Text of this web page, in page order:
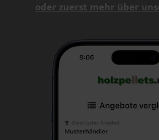
oder zuerst mehr über